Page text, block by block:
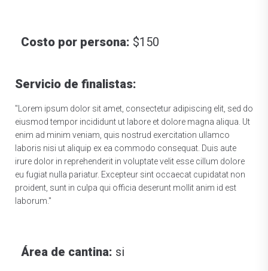
Costo por persona: $150
Servicio de finalistas:
"Lorem ipsum dolor sit amet, consectetur adipiscing elit, sed do
eiusmod tempor incididunt ut labore et dolore magna aliqua. Ut
enim ad minim veniam, quis nostrud exercitation ullamco
laboris nisi ut aliquip ex ea commodo consequat. Duis aute
irure dolor in reprehenderit in voluptate velit esse cillum dolore
eu fugiat nulla pariatur. Excepteur sint occaecat cupidatat non
proident, sunt in culpa qui officia deserunt mollit anim id est
laborum."
Área de cantina: si